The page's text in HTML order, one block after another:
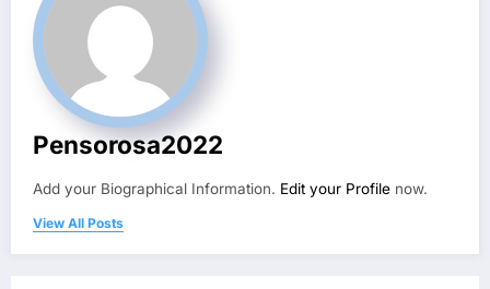
Pensorosa2022
Add your Biographical Information. Edit your Profile now.
View All Posts